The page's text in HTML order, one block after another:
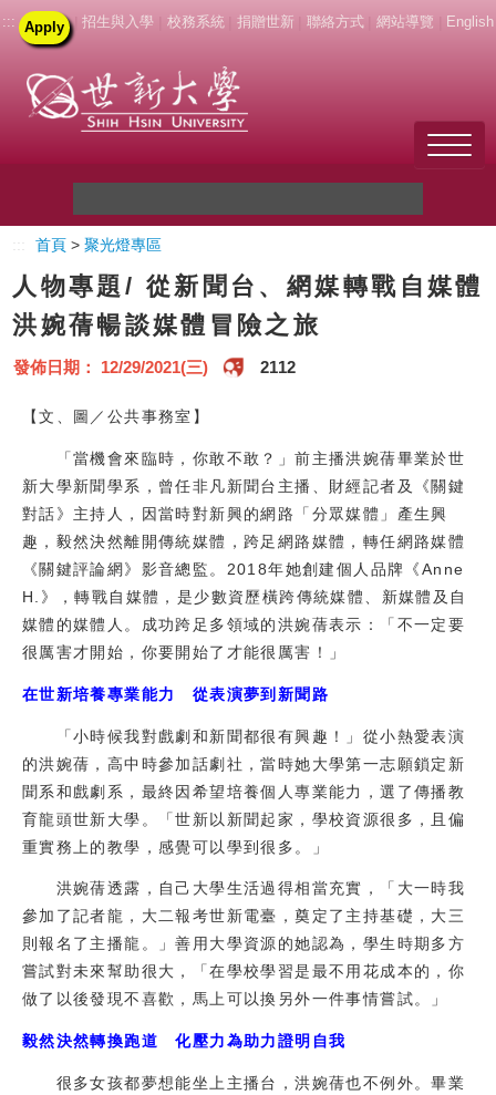
::: Apply | 招生與入學 校務系統 捐贈世新 聯絡方式 網站導覽 English
關於世新
未來學生
新生
在校生
教職員
校友
媒體
首頁 >聚光燈專區
人物專題/ 從新聞台、網媒轉戰自媒體
洪婉蒨暢談媒體冒險之旅
發佈日期： 12/29/2021(三) 2112
【文、圖／公共事務室】
「當機會來臨時，你敢不敢？」前主播洪婉蒨畢業於世
新大學新聞學系，曾任非凡新聞台主播、財經記者及《關鍵
對話》主持人，因當時對新興的網路「分眾媒體」產生興
趣，毅然決然離開傳統媒體，跨足網路媒體，轉任網路媒體
《關鍵評論網》影音總監。2018年她創建個人品牌《Anne
H.》，轉戰自媒體，是少數資歷橫跨傳統媒體、新媒體及自
媒體的媒體人。成功跨足多領域的洪婉蒨表示：「不一定要
很厲害才開始，你要開始了才能很厲害！」
在世新培養專業能力 從表演夢到新聞路
「小時候我對戲劇和新聞都很有興趣！」從小熱愛表演
的洪婉蒨，高中時參加話劇社，當時她大學第一志願鎖定新
聞系和戲劇系，最終因希望培養個人專業能力，選了傳播教
育龍頭世新大學。「世新以新聞起家，學校資源很多，且偏
重實務上的教學，感覺可以學到很多。」
洪婉蒨透露，自己大學生活過得相當充實，「大一時我
參加了記者龍，大二報考世新電臺，奠定了主持基礎，大三
則報名了主播龍。」善用大學資源的她認為，學生時期多方
嘗試對未來幫助很大，「在學校學習是最不用花成本的，你
做了以後發現不喜歡，馬上可以換另外一件事情嘗試。」
毅然決然轉換跑道 化壓力為助力證明自我
很多女孩都夢想能坐上主播台，洪婉蒨也不例外。畢業